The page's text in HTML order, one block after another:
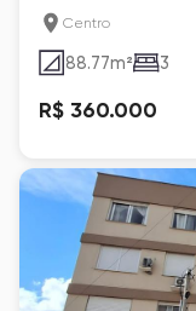
Centro
88.77m² 3
R$ 360.000